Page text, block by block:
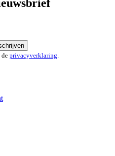
de privacyverklaring